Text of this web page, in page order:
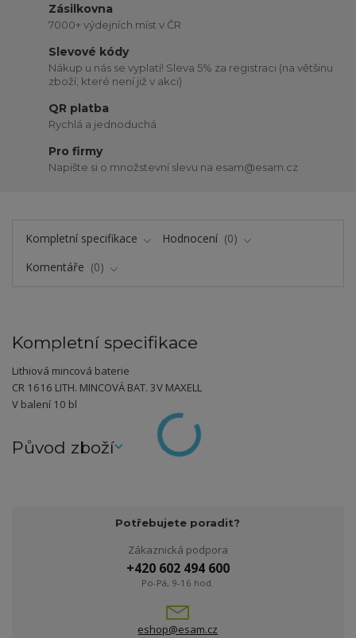
Zásilkovna
7000+ výdejních míst v ČR
Slevové kódy
Nákup u nás se vyplatí! Sleva 5% za registraci (na většinu
zboží, které není již v akci)
QR platba
Rychlá a jednoduchá
Pro firmy
Napište si o množstevní slevu na esam@esam.cz
Kompletní specifikace Hodnocení
0
Komentáře
0
Kompletní specifikace
Lithiová mincová baterie
CR 1616 LITH. MINCOVÁ BAT. 3V MAXELL
V balení 10 bl
Původ zboží
Potřebujete poradit?
Zákaznická podpora
+420 602 494 600
Po-Pá, 9-16 hod.
eshop@esam.cz